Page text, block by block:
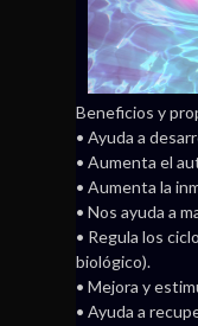
Beneficios y
• Ayuda a
• Aumenta el
• Aumenta la
• Nos ayuda a
• Regula los
biológico).
• Mejora y
• Ayuda a